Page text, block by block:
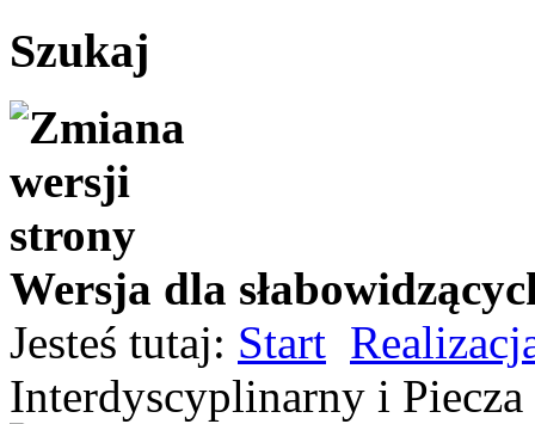
Szukaj
Wersja dla
Czarno-Żółta
Czarno-Biała
Jesteś tutaj: Start
Interdyscyplinarny i Piecza